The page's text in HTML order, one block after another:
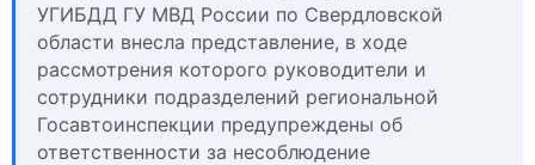
УГИБДД ГУ МВД России по Свердловской
области внесла представление, в ходе
рассмотрения которого руководители и
сотрудники подразделений региональной
Госавтоинспекции предупреждены об
ответственности за несоблюдение